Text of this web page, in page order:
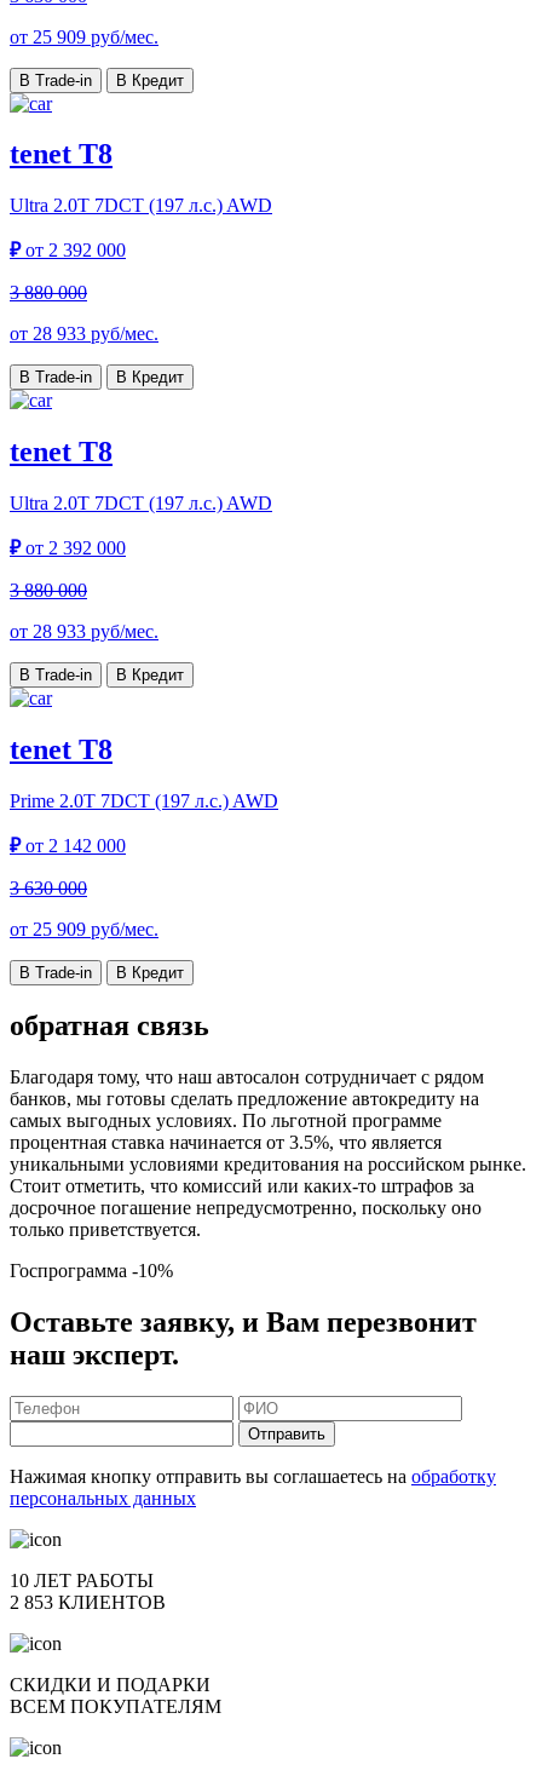
от 25 909 руб/мес.
В Trade-in В Кредит
tenet T8
Ultra 2.0T 7DCT (197 л.с.) AWD
₽от 2 392 000
3 880 000
от 28 933 руб/мес.
В Trade-in В Кредит
tenet T8
Ultra 2.0T 7DCT (197 л.с.) AWD
₽от 2 392 000
3 880 000
от 28 933 руб/мес.
В Trade-in В Кредит
tenet T8
Prime 2.0T 7DCT (197 л.с.) AWD
₽от 2 142 000
3 630 000
от 25 909 руб/мес.
В Trade-in В Кредит
обратная связь
Благодаря тому, что наш автосалон сотрудничает с рядом
банков, мы готовы сделать предложение автокредиту на
самых выгодных условиях. По льготной программе
процентная ставка начинается от 3.5%, что является
уникальными условиями кредитования на российском рынке.
Стоит отметить, что комиссий или каких-то штрафов за
досрочное погашение непредусмотренно, поскольку оно
только приветствуется.
Госпрограмма -10%
Оставьте заявку, и Вам перезвонит
наш эксперт.
Отправить
Нажимая кнопку отправить вы соглашаетесь на обработку
персональных данных
10 ЛЕТ РАБОТЫ
2 853 КЛИЕНТОВ
СКИДКИ И ПОДАРКИ
ВСЕМ ПОКУПАТЕЛЯМ